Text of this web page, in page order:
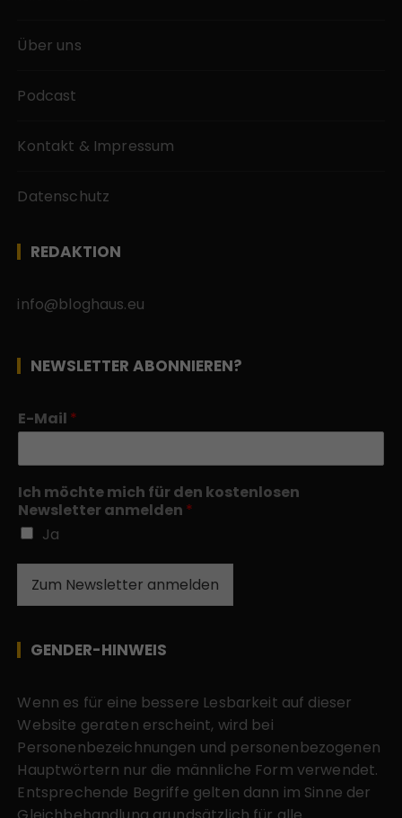
Über uns
Podcast
Kontakt & Impressum
Datenschutz
REDAKTION
info@bloghaus.eu
NEWSLETTER ABONNIEREN?
E-Mail *
Ich möchte mich für den kostenlosen
Newsletter anmelden *
Ja
Zum Newsletter anmelden
GENDER-HINWEIS
Wenn es für eine bessere Lesbarkeit auf dieser
Website geraten erscheint, wird bei
Personenbezeichnungen und personenbezogenen
Hauptwörtern nur die männliche Form verwendet.
Entsprechende Begriffe gelten dann im Sinne der